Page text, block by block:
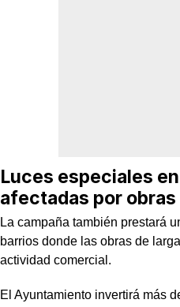
Luces especiales
afectadas por obras
La campaña también prestará
barrios donde las obras de
actividad comercial.
El Ayuntamiento invertirá más